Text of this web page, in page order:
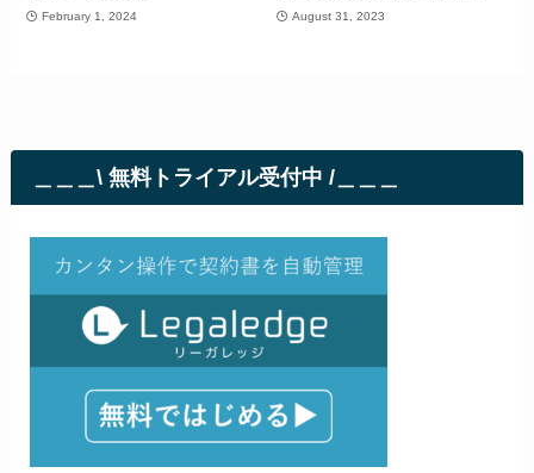
February 1, 2024 August 31, 2023
＿＿＿\ 無料トライアル受付中 /＿＿＿